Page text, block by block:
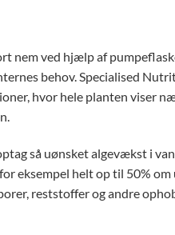
nem ved hjælp af
behov. Specialised
hvor hele planten viser
så uønsket algevækst i
eksempel helt op til 50%
reststoffer og andre